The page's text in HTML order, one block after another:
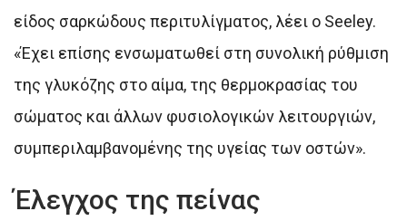
είδος σαρκώδους περιτυλίγματος, λέει ο Seeley.
«Έχει επίσης ενσωματωθεί στη συνολική ρύθμιση
της γλυκόζης στο αίμα, της θερμοκρασίας του
σώματος και άλλων φυσιολογικών λειτουργιών,
συμπεριλαμβανομένης της υγείας των οστών».
Έλεγχος της πείνας